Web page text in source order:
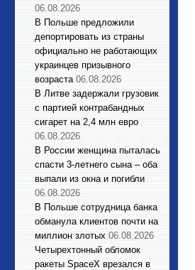
06.08.2026
В Польше предложили
депортировать из страны
официально не работающих
украинцев призывного
возраста 06.08.2026
В Литве задержали грузовик
с партией контрабандных
сигарет на 2,4 млн евро
06.08.2026
В России женщина пыталась
спасти 3-летнего сына – оба
выпали из окна и погибли
06.08.2026
В Польше сотрудница банка
обманула клиентов почти на
миллион злотых 06.08.2026
Четырехтонный обломок
ракеты SpaceX врезался в